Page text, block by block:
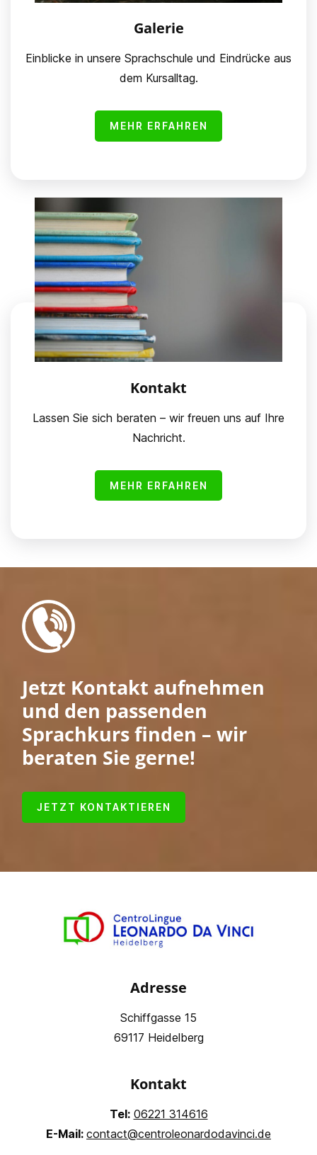
Galerie
Einblicke in unsere Sprachschule und Eindrücke aus
dem Kursalltag.
MEHR ERFAHREN
Kontakt
Lassen Sie sich beraten – wir freuen uns auf Ihre
Nachricht.
MEHR ERFAHREN
Jetzt Kontakt aufnehmen
und den passenden
Sprachkurs finden – wir
beraten Sie gerne!
JETZT KONTAKTIEREN
Adresse
Schiffgasse 15
69117 Heidelberg
Kontakt
Tel: 06221 314616
E-Mail: contact@centroleonardodavinci.de